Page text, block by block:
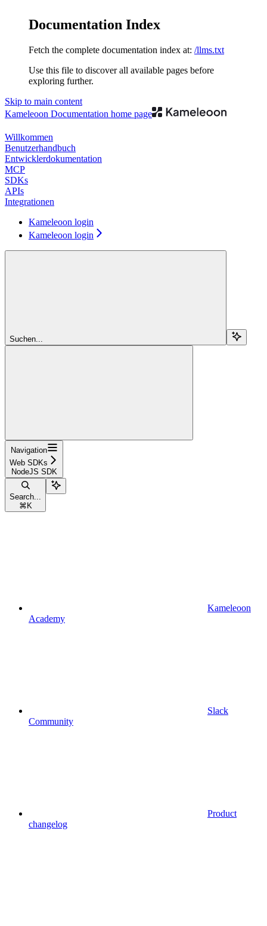
Documentation Index
Fetch the complete documentation index at: /llms.txt
Use this file to discover all available pages before
exploring further.
Skip to main content
Kameleoon Documentation home page
Willkommen
Benutzerhandbuch
Entwicklerdokumentation
MCP
SDKs
APIs
Integrationen
Kameleoon login
Kameleoon login
Suchen...
Navigation
Web SDKs
NodeJS SDK
Search...
⌘ K
Kameleoon
Academy
Slack
Community
Product
changelog